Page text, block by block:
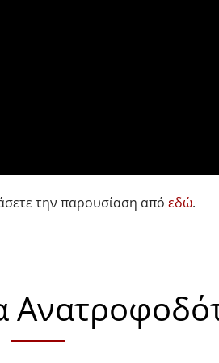
την παρουσίαση από εδώ.